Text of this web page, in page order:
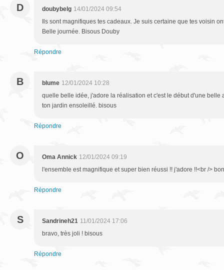
D doubybelg 14/01/2024 09:54
Ils sont magnifiques tes cadeaux. Je suis certaine que tes voisin
Belle journée. Bisous Douby
Répondre
B blume 12/01/2024 10:28
quelle belle idée, j'adore la réalisation et c'est le début d'une belle
ton jardin ensoleillé. bisous
Répondre
O Oma Annick 12/01/2024 09:19
l'ensemble est magnifique et super bien réussi !! j'adore !!<br />
Répondre
S Sandrineh21 11/01/2024 17:06
bravo, très joli ! bisous
Répondre